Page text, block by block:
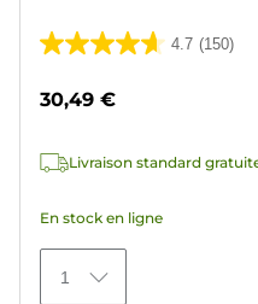
4.7 (150)
4.7
5
150
30,49 €
Livraison standard
En stock en ligne
1